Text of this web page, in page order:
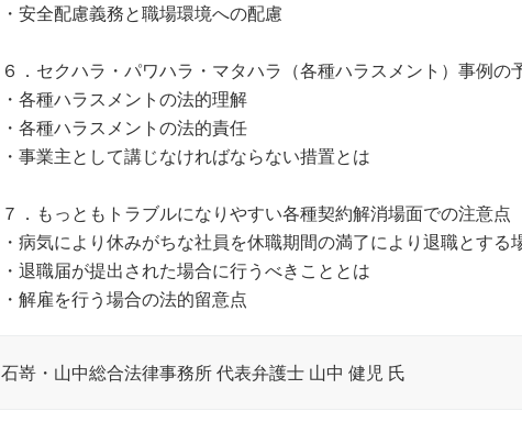
・安全配慮義務と職場環境への配慮
６．セクハラ・パワハラ・マタハラ（各種ハラスメント）事例の
・各種ハラスメントの法的理解
・各種ハラスメントの法的責任
・事業主として講じなければならない措置とは
７．もっともトラブルになりやすい各種契約解消場面での注意点
・病気により休みがちな社員を休職期間の満了により退職とする
・退職届が提出された場合に行うべきこととは
・解雇を行う場合の法的留意点
石嵜・山中総合法律事務所 代表弁護士 山中 健児 氏